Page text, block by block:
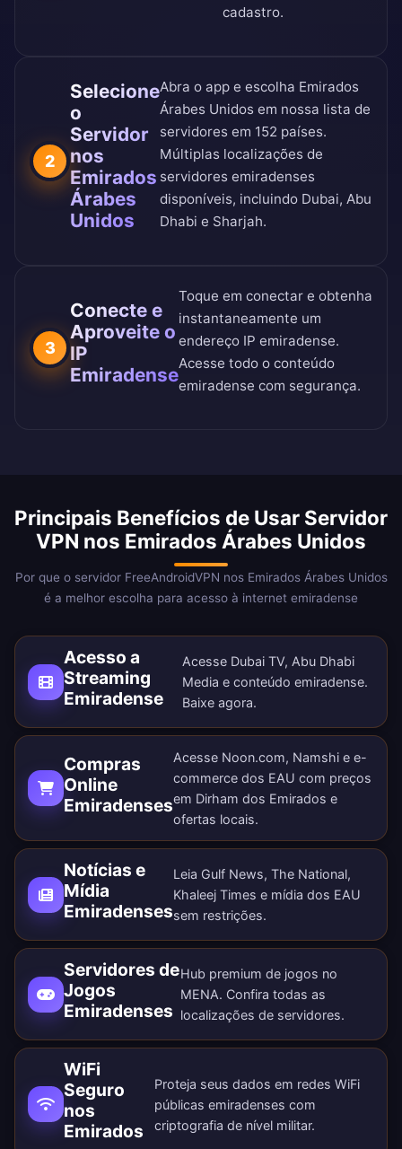
cadastro.
2
Selecione
o
Servidor
nos
Emirados
Árabes
Unidos
Abra o app e escolha Emirados
Árabes Unidos em nossa lista de
servidores em 152 países.
Múltiplas localizações de
servidores emiradenses
disponíveis, incluindo Dubai, Abu
Dhabi e Sharjah.
3
Conecte e
Aproveite o
IP
Emiradense
Toque em conectar e obtenha
instantaneamente um
endereço IP emiradense.
Acesse todo o conteúdo
emiradense com segurança.
Principais Benefícios de Usar Servidor
VPN nos Emirados Árabes Unidos
Por que o servidor FreeAndroidVPN nos Emirados Árabes Unidos
é a melhor escolha para acesso à internet emiradense
Acesso a
Streaming
Emiradense
Acesse Dubai TV, Abu Dhabi
Media e conteúdo emiradense.
Baixe agora.
Compras
Online
Emiradenses
Acesse Noon.com, Namshi e e-
commerce dos EAU com preços
em Dirham dos Emirados e
ofertas locais.
Notícias e
Mídia
Emiradenses
Leia Gulf News, The National,
Khaleej Times e mídia dos EAU
sem restrições.
Servidores de
Jogos
Emiradenses
Hub premium de jogos no
MENA. Confira todas as
localizações de servidores.
WiFi
Seguro
nos
Emirados
Proteja seus dados em redes WiFi
públicas emiradenses com
criptografia de nível militar.